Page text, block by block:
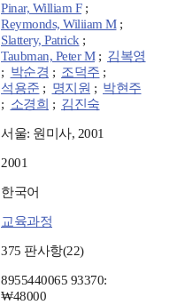
Pinar, William F;
Reymonds, Wiliiam M;
Slattery, Patrick;
Taubman, Peter M; 김복영
; 박순경 ; 조덕주 ;
석용준 ; 명지원 ; 박현주
; 소경희 ; 김진숙
서울: 원미사, 2001
2001
한국어
교육과정
375 판사항(22)
8955440065 93370:
₩48000